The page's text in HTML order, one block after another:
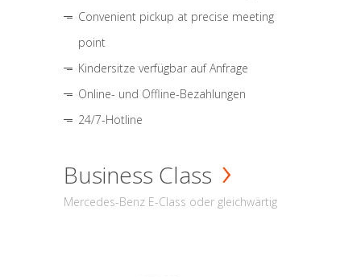
Convenient pickup at precise meeting
point
Kindersitze verfügbar auf Anfrage
Online- und Offline-Bezahlungen
24/7-Hotline
Business Class
Mercedes-Benz E-Class oder gleichwärtig